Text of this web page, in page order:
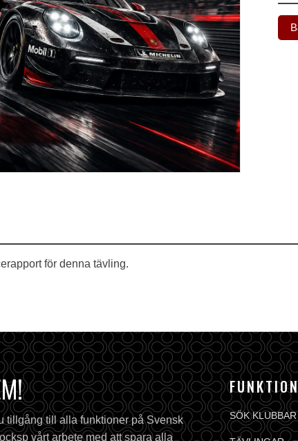
för denna tävling.
tillgång till alla funktioner på Svensk
vårt arbete med att spara alla
SÖK KLUBBAR